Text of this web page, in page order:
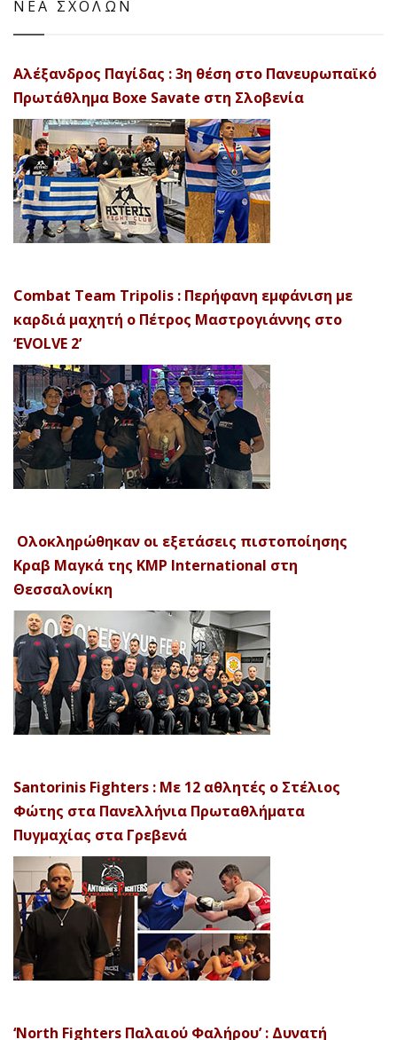
ΝΕΑ ΣΧΟΛΩΝ
Αλέξανδρος Παγίδας : 3η θέση στο Πανευρωπαϊκό
Πρωτάθλημα Boxe Savate στη Σλοβενία
Combat Team Tripolis : Περήφανη εμφάνιση με
καρδιά μαχητή ο Πέτρος Μαστρογιάννης στο
‘EVOLVE 2’
Ολοκληρώθηκαν οι εξετάσεις πιστοποίησης
Κραβ Μαγκά της KMP International στη
Θεσσαλονίκη
Santorinis Fighters : Με 12 αθλητές ο Στέλιος
Φώτης στα Πανελλήνια Πρωταθλήματα
Πυγμαχίας στα Γρεβενά
‘North Fighters Παλαιού Φαλήρου’ : Δυνατή